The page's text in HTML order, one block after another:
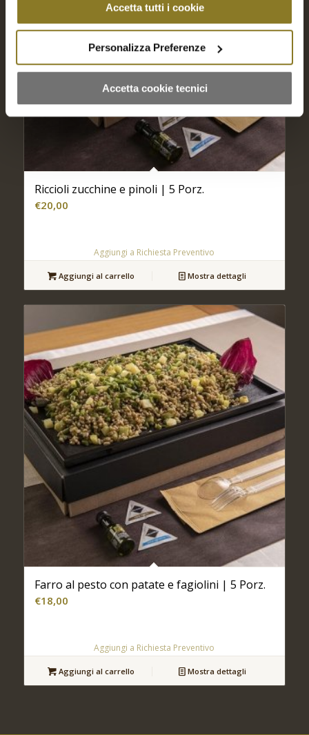
finalità indicate. Cliccando sul pulsante "Accetta cookie
tecnici" acconsenti all'uso dei soli cookie tecnici.
Accetta tutti i cookie
Personalizza Preferenze
Accetta cookie tecnici
Riccioli zucchine e pinoli | 5 Porz.
€20,00
Aggiungi a Richiesta Preventivo
Aggiungi al carrello Mostra dettagli
Farro al pesto con patate e fagiolini | 5 Porz.
€18,00
Aggiungi a Richiesta Preventivo
Aggiungi al carrello Mostra dettagli